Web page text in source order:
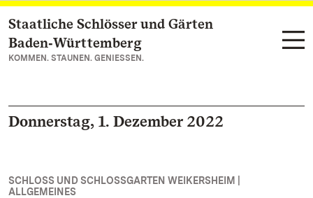
Zum Hauptinhalt springen
Staatliche Schlösser und Gärten
Baden‑Württemberg
KOMMEN. STAUNEN. GENIESSEN.
Donnerstag, 1. Dezember 2022
SCHLOSS UND SCHLOSSGARTEN WEIKERSHEIM |
ALLGEMEINES